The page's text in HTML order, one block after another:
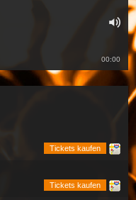
00:00
Tickets kaufen
Tickets kaufen